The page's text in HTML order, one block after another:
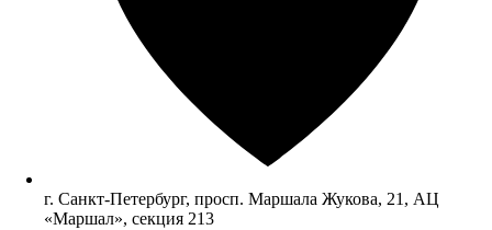
г. Санкт-Петербург, просп. Маршала Жукова, 21, АЦ
«Маршал», секция 213